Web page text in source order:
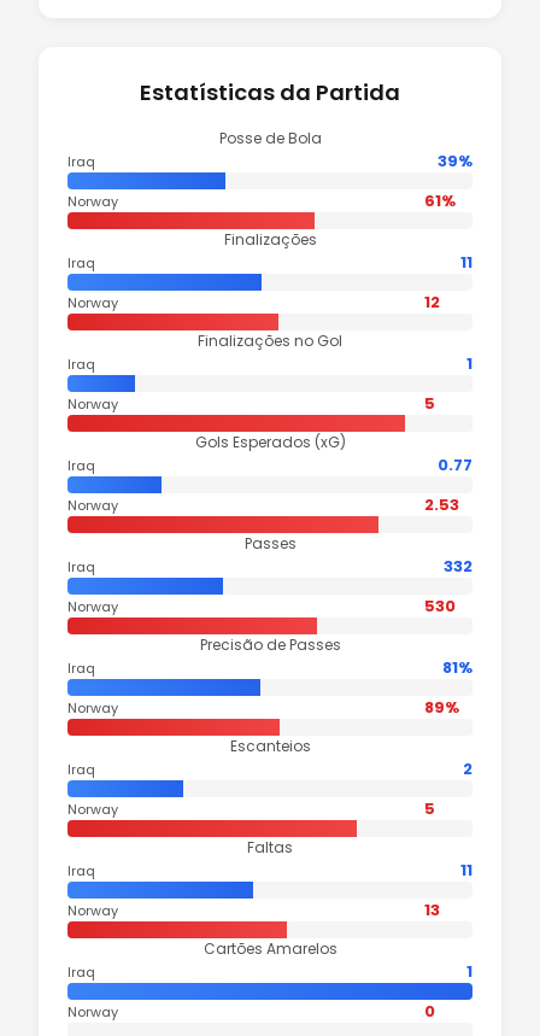
Estatísticas da Partida
Posse de Bola
Iraq 39%
Norway 61%
Finalizações
Iraq 11
Norway 12
Finalizações no Gol
Iraq 1
Norway 5
Gols Esperados (xG)
Iraq 0.77
Norway 2.53
Passes
Iraq 332
Norway 530
Precisão de Passes
Iraq 81%
Norway 89%
Escanteios
Iraq 2
Norway 5
Faltas
Iraq 11
Norway 13
Cartões Amarelos
Iraq 1
Norway 0